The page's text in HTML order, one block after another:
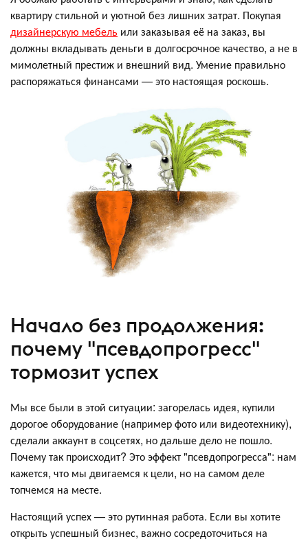
квартиру стильной и уютной без лишних затрат. Покупая
дизайнерскую мебель или заказывая её на заказ, вы
должны вкладывать деньги в долгосрочное качество, а не в
мимолетный престиж и внешний вид. Умение правильно
распоряжаться финансами — это настоящая роскошь.
Начало без продолжения:
почему "псевдопрогресс"
тормозит успех
Мы все были в этой ситуации: загорелась идея, купили
дорогое оборудование (например фото или видеотехнику),
сделали аккаунт в соцсетях, но дальше дело не пошло.
Почему так происходит? Это эффект "псевдопрогресса": нам
кажется, что мы двигаемся к цели, но на самом деле
топчемся на месте.
Настоящий успех — это рутинная работа. Если вы хотите
открыть успешный бизнес, важно сосредоточиться на